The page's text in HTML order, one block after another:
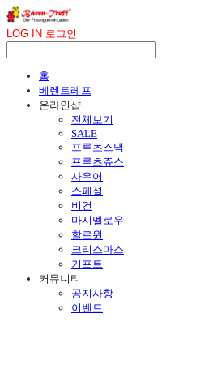
LOG IN 로그인
홈
베렌트레프
온라인샵
전체보기
SALE
프루츠스낵
프루츠쥬스
사우어
스페셜
비건
마시멜로우
할로윈
크리스마스
기프트
커뮤니티
공지사항
이벤트